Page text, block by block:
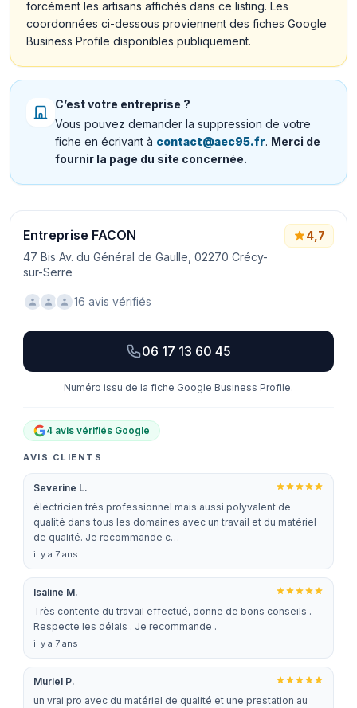
forcément les artisans affichés dans ce listing. Les
coordonnées ci-dessous proviennent des fiches Google
Business Profile disponibles publiquement.
C’est votre entreprise ?
Vous pouvez demander la suppression de votre
fiche en écrivant à contact@aec95.fr. Merci de
fournir la page du site concernée.
Entreprise FACON
47 Bis Av. du Général de Gaulle, 02270 Crécy-
sur-Serre
4,7
16 avis vérifiés
06 17 13 60 45
Numéro issu de la fiche Google Business Profile.
4 avis vérifiés Google
AVIS CLIENTS
Severine L.
électricien très professionnel mais aussi polyvalent de
qualité dans tous les domaines avec un travail et du matériel
de qualité. Je recommande c…
il y a 7 ans
Isaline M.
Très contente du travail effectué, donne de bons conseils .
Respecte les délais . Je recommande .
il y a 7 ans
Muriel P.
un vrai pro avec du matériel de qualité et une prestation au